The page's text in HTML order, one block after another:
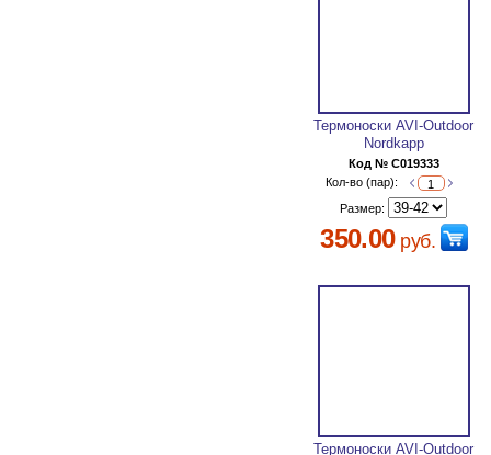
Термоноски AVI-Outdoor
Nordkapp
Код № C019333
Кол-во (пар):
Размер:
350.00руб.
Термоноски AVI-Outdoor